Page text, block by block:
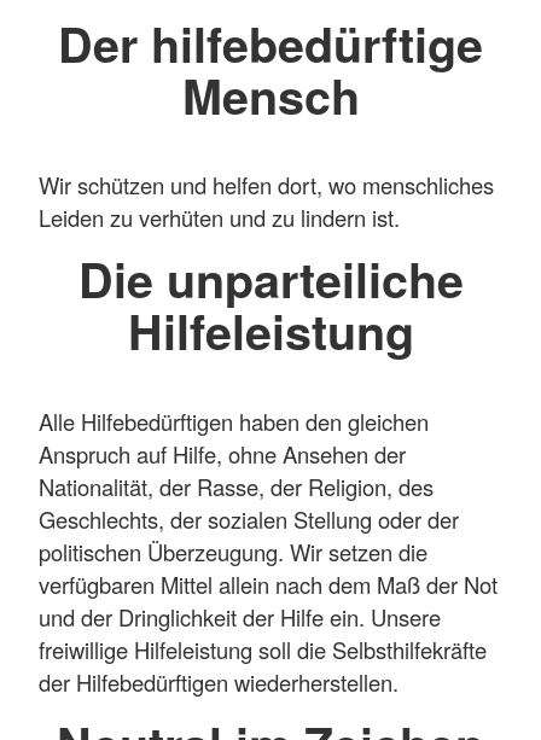
Der hilfebedürftige
Mensch
Wir schützen und helfen dort, wo menschliches
Leiden zu verhüten und zu lindern ist.
Die unparteiliche
Hilfeleistung
Alle Hilfebedürftigen haben den gleichen
Anspruch auf Hilfe, ohne Ansehen der
Nationalität, der Rasse, der Religion, des
Geschlechts, der sozialen Stellung oder der
politischen Überzeugung. Wir setzen die
verfügbaren Mittel allein nach dem Maß der Not
und der Dringlichkeit der Hilfe ein. Unsere
freiwillige Hilfeleistung soll die Selbsthilfekräfte
der Hilfebedürftigen wiederherstellen.